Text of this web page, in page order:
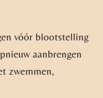
vóór blootstelling
aanbrengen
zwemmen,